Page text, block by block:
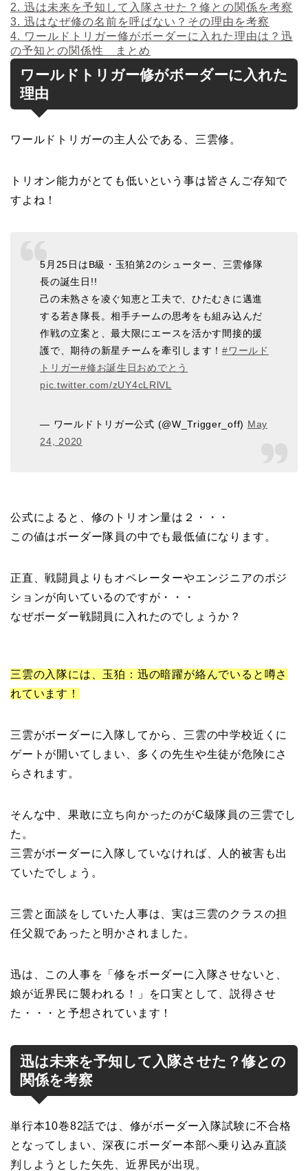
2. 迅は未来を予知して入隊させた？修との関係を考察
3. 迅はなぜ修の名前を呼ばない？その理由を考察
4. ワールドトリガー修がボーダーに入れた理由は？迅
の予知との関係性 まとめ
ワールドトリガー修がボーダーに入れた
理由
ワールドトリガーの主人公である、三雲修。
トリオン能力がとても低いという事は皆さんご存知で
すよね！
5月25日はB級・玉狛第2のシューター、三雲修隊
長の誕生日!!
己の未熟さを凌ぐ知恵と工夫で、ひたむきに邁進
する若き隊長。相手チームの思考をも組み込んだ
作戦の立案と、最大限にエースを活かす間接的援
護で、期待の新星チームを牽引します！#ワールド
トリガー#修お誕生日おめでとう
pic.twitter.com/zUY4cLRlVL
— ワールドトリガー公式 (@W_Trigger_off) May
24, 2020
公式によると、修のトリオン量は２・・・
この値はボーダー隊員の中でも最低値になります。
正直、戦闘員よりもオペレーターやエンジニアのポジ
ションが向いているのですが・・・
なぜボーダー戦闘員に入れたのでしょうか？
三雲の入隊には、玉狛：迅の暗躍が絡んでいると噂さ
れています！
三雲がボーダーに入隊してから、三雲の中学校近くに
ゲートが開いてしまい、多くの先生や生徒が危険にさ
らされます。
そんな中、果敢に立ち向かったのがC級隊員の三雲でし
た。
三雲がボーダーに入隊していなければ、人的被害も出
ていたでしょう。
三雲と面談をしていた人事は、実は三雲のクラスの担
任父親であったと明かされました。
迅は、この人事を「修をボーダーに入隊させないと、
娘が近界民に襲われる！」を口実として、説得させ
た・・・と予想されています！
迅は未来を予知して入隊させた？修との
関係を考察
単行本10巻82話では、修がボーダー入隊試験に不合格
となってしまい、深夜にボーダー本部へ乗り込み直談
判しようとした矢先、近界民が出現。